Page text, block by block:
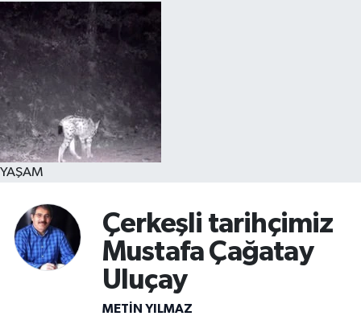
YAŞAM
Çerkeşli tarihçimiz
Mustafa Çağatay
Uluçay
METIN YILMAZ